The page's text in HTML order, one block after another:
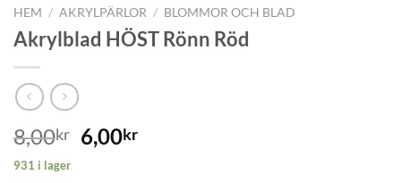
HEM / AKRYLPÄRLOR / BLOMMOR OCH BLAD
Akrylblad HÖST Rönn Röd
8,00kr 6,00kr
931 i lager